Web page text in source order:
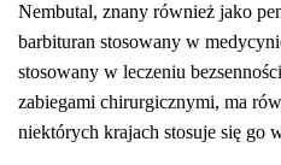
Nembutal, znany również jako
barbituran stosowany w
stosowany w leczeniu
zabiegami chirurgicznymi, ma
niektórych krajach stosuje się go